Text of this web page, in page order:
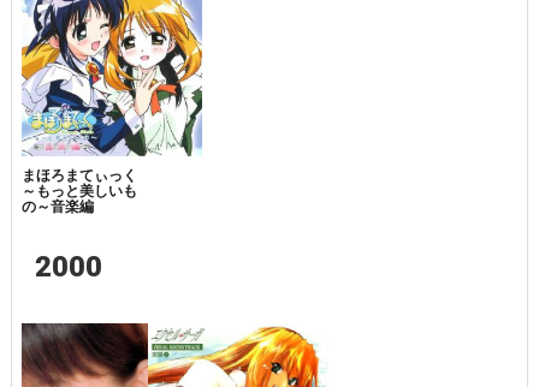
まほろまてぃっく
～もっと美しいも
の～音楽編
2000